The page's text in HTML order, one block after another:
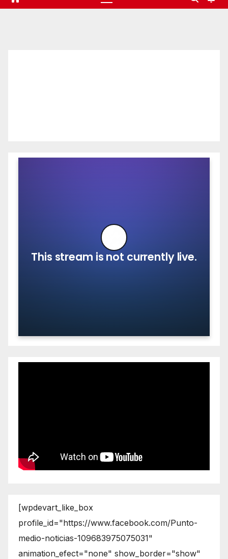
[wpdevart_like_box
profile_id="https://www.facebook.com/Punto-
medio-noticias-109683975075031"
animation_efect="none" show_border="show"